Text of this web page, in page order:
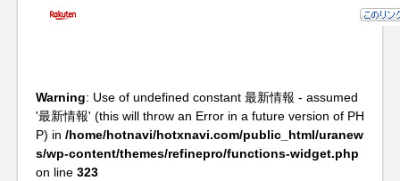
Warning: Use of undefined constant 最新情報 - assumed
'最新情報' (this will throw an Error in a future version of PH
P) in /home/hotnavi/hotxnavi.com/public_html/uranew
s/wp-content/themes/refinepro/functions-widget.php
on line 323